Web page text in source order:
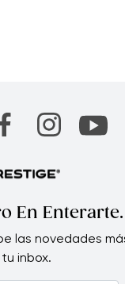
En Enterarte.
las novedades
inbox.